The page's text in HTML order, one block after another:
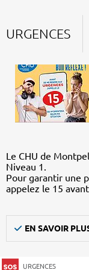
URGENCES
Le CHU de
Niveau 1.
Pour garantir une
appelez le 15
EN SAVOIR
URGENCES